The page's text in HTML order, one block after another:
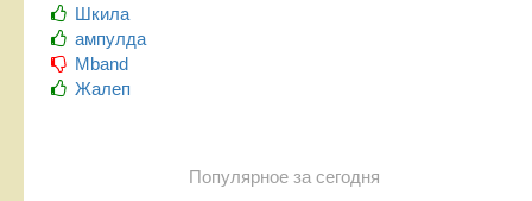
Шкила
ампулда
Mband
Жалеп
Популярное за сегодня